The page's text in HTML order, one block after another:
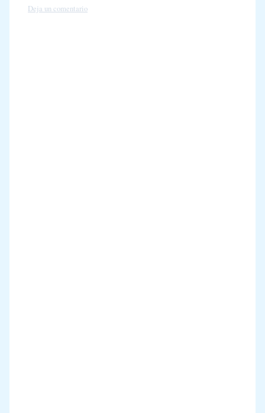
Deja un comentario